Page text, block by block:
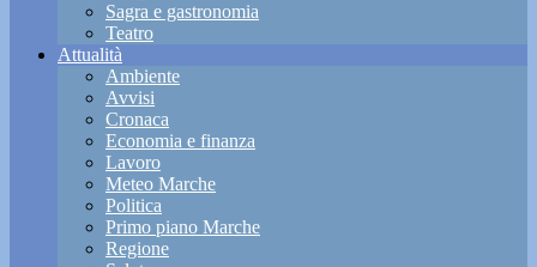
Sagra e gastronomia
Teatro
Attualità
Ambiente
Avvisi
Cronaca
Economia e finanza
Lavoro
Meteo Marche
Politica
Primo piano Marche
Regione